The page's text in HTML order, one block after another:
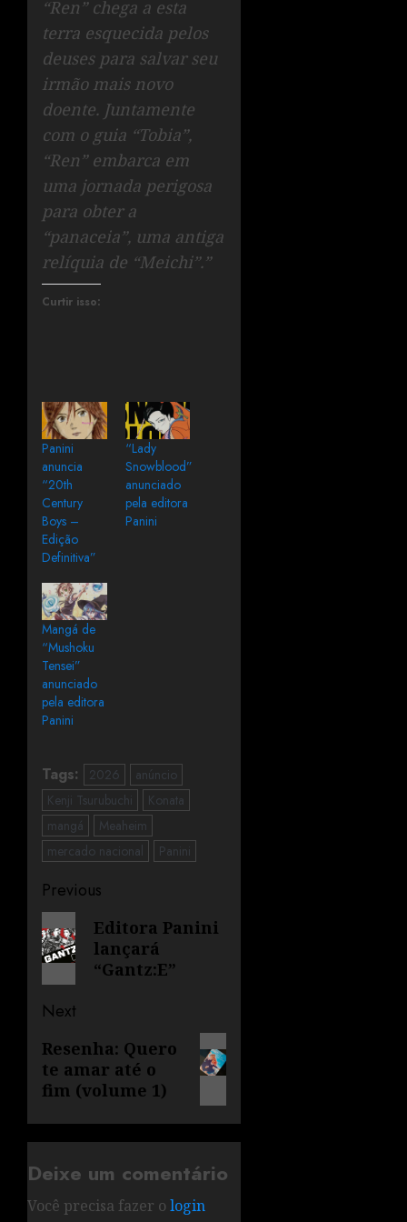
“Ren” chega a esta
terra esquecida pelos
deuses para salvar seu
irmão mais novo
doente. Juntamente
com o guia “Tobia”,
“Ren” embarca em
uma jornada perigosa
para obter a
“panaceia”, uma antiga
relíquia de “Meichi”.”
Curtir isso:
Panini
anuncia
“20th
Century
Boys –
Edição
Definitiva”
“Lady
Snowblood”
anunciado
pela editora
Panini
Mangá de
“Mushoku
Tensei”
anunciado
pela editora
Panini
Tags: 2026
anúncio
Kenji Tsurubuchi
Konata
mangá
Meaheim
mercado nacional
Panini
Previous
Editora Panini
lançará
“Gantz:E”
Next
Resenha: Quero
te amar até o
fim (volume 1)
Deixe um comentário
Você precisa fazer o login